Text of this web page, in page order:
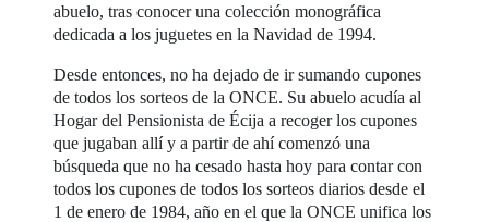
abuelo, tras conocer una colección monográfica
dedicada a los juguetes en la Navidad de 1994.
Desde entonces, no ha dejado de ir sumando cupones
de todos los sorteos de la ONCE. Su abuelo acudía al
Hogar del Pensionista de Écija a recoger los cupones
que jugaban allí y a partir de ahí comenzó una
búsqueda que no ha cesado hasta hoy para contar con
todos los cupones de todos los sorteos diarios desde el
1 de enero de 1984, año en el que la ONCE unifica los